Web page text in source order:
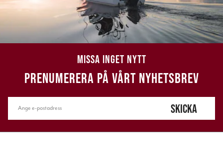
MISSA INGET NYTT
PRENUMERERA PÅ VÅRT NYHETSBREV
SKICKA